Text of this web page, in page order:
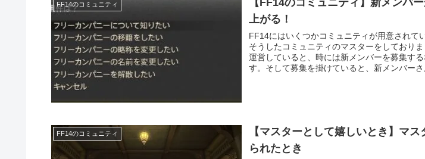
FF14のコミュニティ
上がる！
FF14にはいくつかコミュニティが用意されて
そうしたコミュニティのマスターをしており
運営していると、時には新メンバーを募集す
す。そして募集を掛けていると、新メンバーさ
FF14のコミュニティ
【マスターとして嬉しいとき】マ
られたとき